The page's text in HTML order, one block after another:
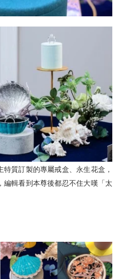
質訂製的專屬戒盒、永生花盒，
編輯看到本尊後都忍不住大嘆「太